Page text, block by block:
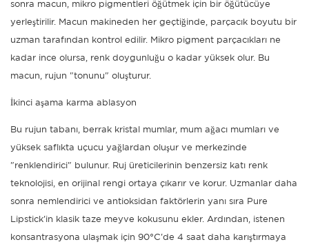
sonra macun, mikro pigmentleri öğütmek için bir öğütücüye
yerleştirilir. Macun makineden her geçtiğinde, parçacık boyutu bir
uzman tarafından kontrol edilir. Mikro pigment parçacıkları ne
kadar ince olursa, renk doygunluğu o kadar yüksek olur. Bu
macun, rujun "tonunu" oluşturur.
İkinci aşama karma ablasyon
Bu rujun tabanı, berrak kristal mumlar, mum ağacı mumları ve
yüksek saflıkta uçucu yağlardan oluşur ve merkezinde
"renklendirici" bulunur. Ruj üreticilerinin benzersiz katı renk
teknolojisi, en orijinal rengi ortaya çıkarır ve korur. Uzmanlar daha
sonra nemlendirici ve antioksidan faktörlerin yanı sıra Pure
Lipstick'in klasik taze meyve kokusunu ekler. Ardından, istenen
konsantrasyona ulaşmak için 90°C'de 4 saat daha karıştırmaya